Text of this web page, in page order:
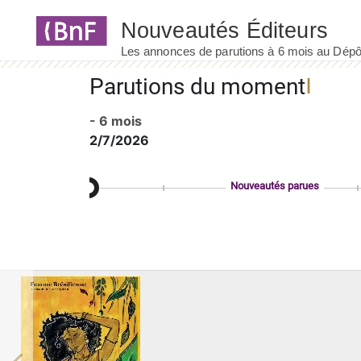
Parutions du moment
- 6 mois
2/7/2026
Nouveautés parues